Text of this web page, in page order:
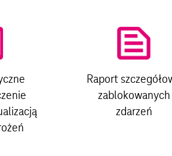
Raport
zablokowanych
zdarzeń